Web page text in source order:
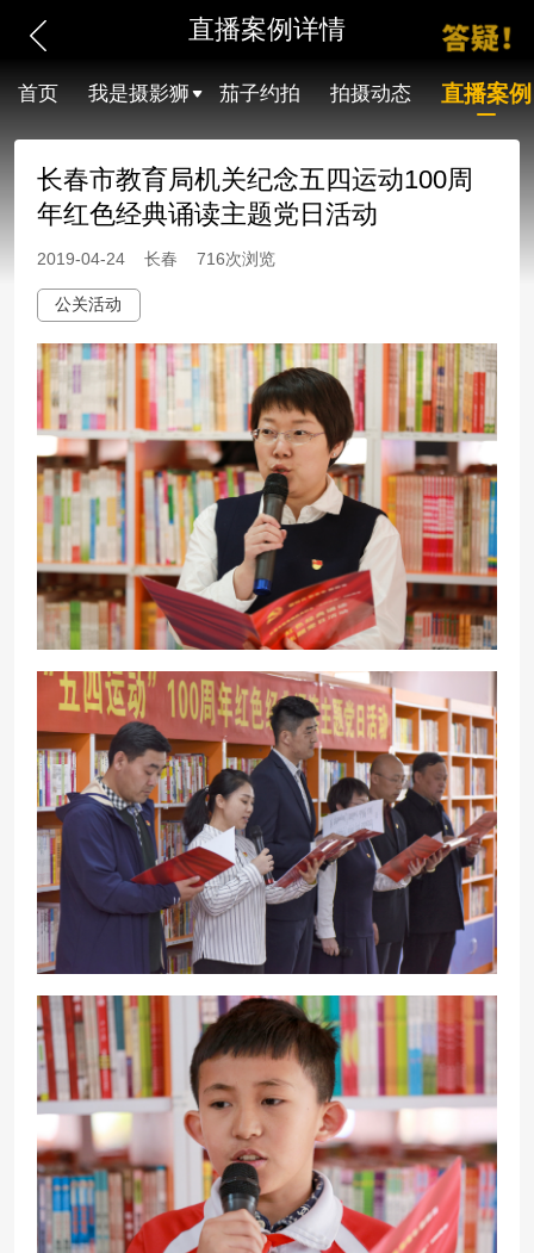
直播案例详情
首页 我是摄影狮 茄子约拍 拍摄动态 直播案例
长春市教育局机关纪念五四运动100周
年红色经典诵读主题党日活动
2019-04-24 长春 716次浏览
公关活动